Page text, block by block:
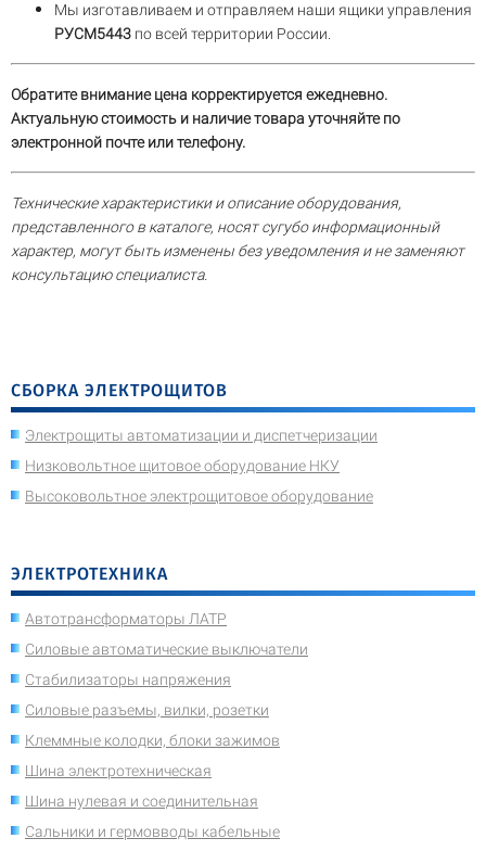
СБОРКА ЭЛЕКТРОЩИТОВ
Электрощиты автоматизации и диспетчеризации
Низковольтное щитовое оборудование НКУ
Высоковольтное электрощитовое оборудование
ЭЛЕКТРОТЕХНИКА
Автотрансформаторы ЛАТР
Силовые автоматические выключатели
Стабилизаторы напряжения
Силовые разъемы, вилки, розетки
Клеммные колодки, блоки зажимов
Шина электротехническая
Шина нулевая и соединительная
Сальники и гермовводы кабельные
Мы изготавливаем и отправляем наши ящики управления
РУСМ5443 по всей территории России.
Обратите внимание цена корректируется ежедневно.
Актуальную стоимость и наличие товара уточняйте по
электронной почте или телефону.
Технические характеристики и описание оборудования,
представленного в каталоге, носят сугубо информационный
характер, могут быть изменены без уведомления и не заменяют
консультацию специалиста.